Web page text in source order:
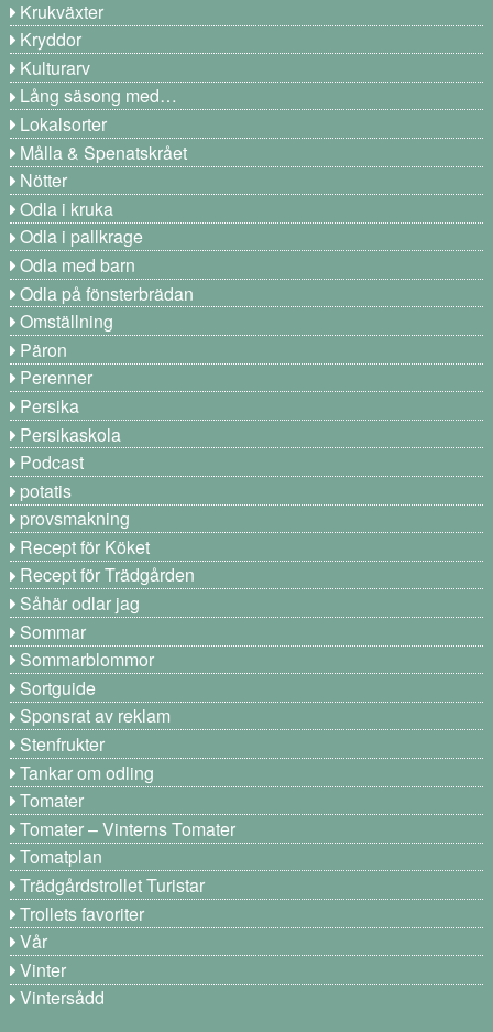
Krukväxter
Kryddor
Kulturarv
Lång säsong med…
Lokalsorter
Målla & Spenatskrået
Nötter
Odla i kruka
Odla i pallkrage
Odla med barn
Odla på fönsterbrädan
Omställning
Päron
Perenner
Persika
Persikaskola
Podcast
potatis
provsmakning
Recept för Köket
Recept för Trädgården
Såhär odlar jag
Sommar
Sommarblommor
Sortguide
Sponsrat av reklam
Stenfrukter
Tankar om odling
Tomater
Tomater – Vinterns Tomater
Tomatplan
Trädgårdstrollet Turistar
Trollets favoriter
Vår
Vinter
Vintersådd